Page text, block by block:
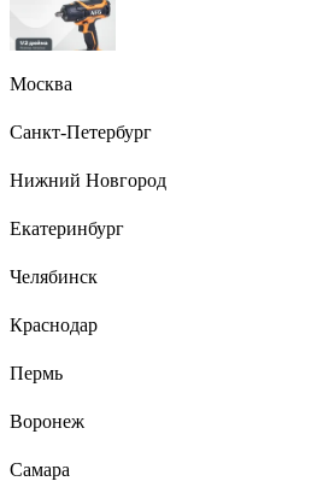
18.05.2019
Мощность, регулировка момента,
сравнить характеристики с другими
эргономичный..
1 отзывОтзыв о мультипликаторе
02.06.2025
Москва
Санкт-Петербург
Нижний Новгород
Екатеринбург
Челябинск
Краснодар
Пермь
Воронеж
Самара